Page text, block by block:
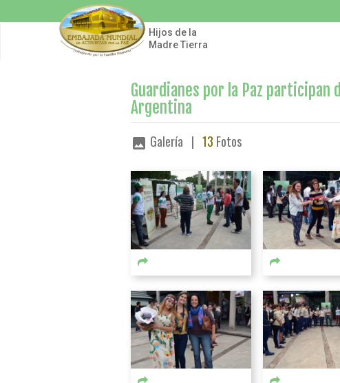
Hijos de la
Madre Tierra
Guardianes por la Paz
Argentina
image Galería |13 Fotos